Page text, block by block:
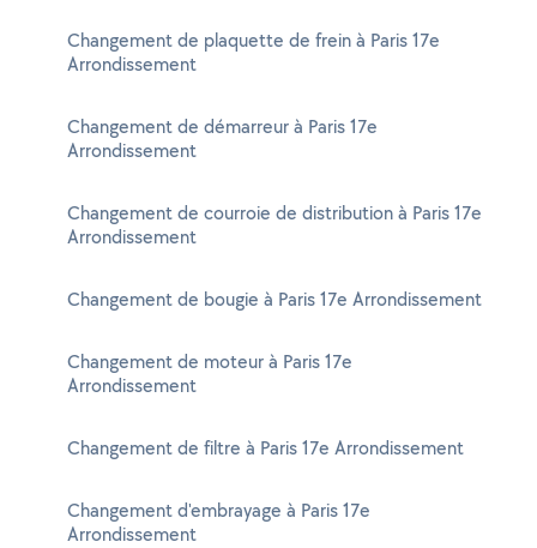
Changement de plaquette de frein à Paris 17e
Arrondissement
Changement de démarreur à Paris 17e
Arrondissement
Changement de courroie de distribution à Paris 17e
Arrondissement
Changement de bougie à Paris 17e Arrondissement
Changement de moteur à Paris 17e
Arrondissement
Changement de filtre à Paris 17e Arrondissement
Changement d'embrayage à Paris 17e
Arrondissement